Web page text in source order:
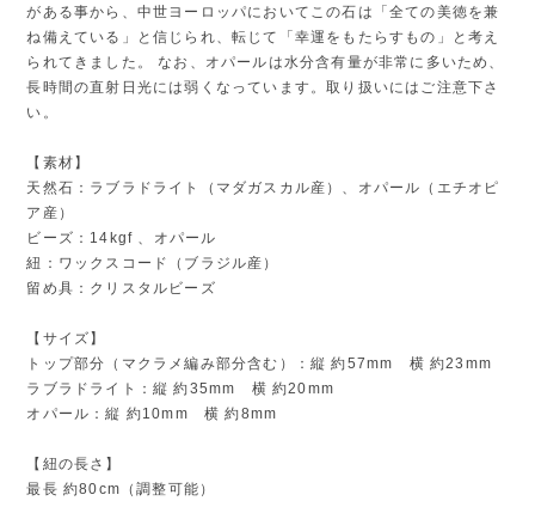
がある事から、中世ヨーロッパにおいてこの石は「全ての美徳を兼
ね備えている」と信じられ、転じて「幸運をもたらすもの」と考え
られてきました。 なお、オパールは水分含有量が非常に多いため、
長時間の直射日光には弱くなっています。取り扱いにはご注意下さ
い。
【素材】
天然石：ラブラドライト（マダガスカル産）、オパール（エチオピ
ア産）
ビーズ：14kgf 、オパール
紐：ワックスコード（ブラジル産）
留め具：クリスタルビーズ
【サイズ】
トップ部分（マクラメ編み部分含む）：縦 約57mm 横 約23mm
ラブラドライト：縦 約35mm 横 約20mm
オパール：縦 約10mm 横 約8mm
【紐の長さ】
最長 約80cm（調整可能）